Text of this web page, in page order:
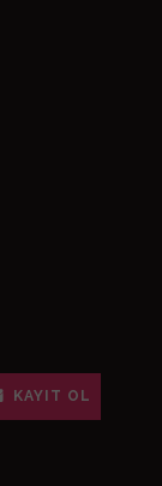
KAYIT OL